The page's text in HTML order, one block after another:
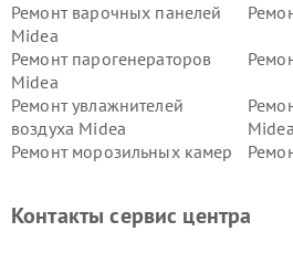
Ремонт варочных панелей
Midea
Ремонт парогенераторов
Midea
Ремонт увлажнителей
воздуха Midea
Midea
Ремонт морозильных камер
пылесосов Midea
Контакты сервис центра